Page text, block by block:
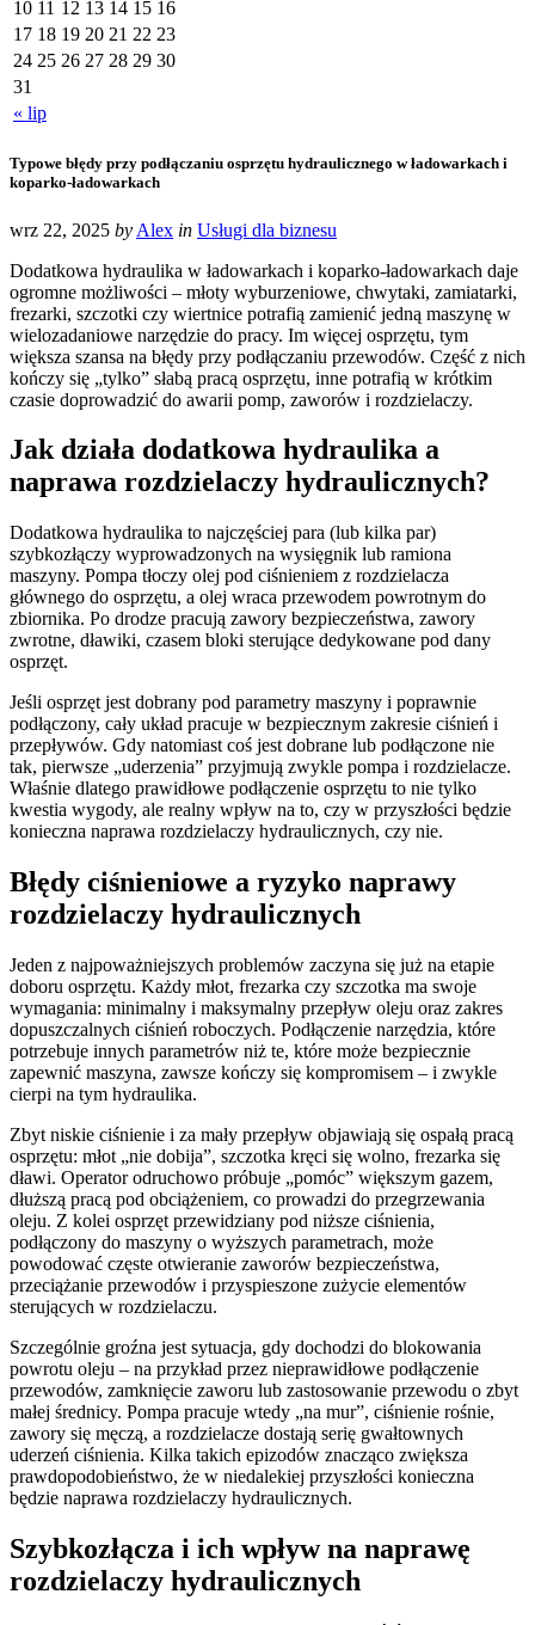
« lip
10 11 12 13 14 15 16
17 18 19 20 21 22 23
24 25 26 27 28 29 30
31
Typowe błędy przy podłączaniu osprzętu hydraulicznego w ładowarkach i
koparko-ładowarkach
wrz 22, 2025 by Alex in Usługi dla biznesu
Dodatkowa hydraulika w ładowarkach i koparko-ładowarkach daje
ogromne możliwości – młoty wyburzeniowe, chwytaki, zamiatarki,
frezarki, szczotki czy wiertnice potrafią zamienić jedną maszynę w
wielozadaniowe narzędzie do pracy. Im więcej osprzętu, tym
większa szansa na błędy przy podłączaniu przewodów. Część z nich
kończy się „tylko” słabą pracą osprzętu, inne potrafią w krótkim
czasie doprowadzić do awarii pomp, zaworów i rozdzielaczy.
Jak działa dodatkowa hydraulika a
naprawa rozdzielaczy hydraulicznych?
Dodatkowa hydraulika to najczęściej para (lub kilka par)
szybkozłączy wyprowadzonych na wysięgnik lub ramiona
maszyny. Pompa tłoczy olej pod ciśnieniem z rozdzielacza
głównego do osprzętu, a olej wraca przewodem powrotnym do
zbiornika. Po drodze pracują zawory bezpieczeństwa, zawory
zwrotne, dławiki, czasem bloki sterujące dedykowane pod dany
osprzęt.
Jeśli osprzęt jest dobrany pod parametry maszyny i poprawnie
podłączony, cały układ pracuje w bezpiecznym zakresie ciśnień i
przepływów. Gdy natomiast coś jest dobrane lub podłączone nie
tak, pierwsze „uderzenia” przyjmują zwykle pompa i rozdzielacze.
Właśnie dlatego prawidłowe podłączenie osprzętu to nie tylko
kwestia wygody, ale realny wpływ na to, czy w przyszłości będzie
konieczna naprawa rozdzielaczy hydraulicznych, czy nie.
Błędy ciśnieniowe a ryzyko naprawy
rozdzielaczy hydraulicznych
Jeden z najpoważniejszych problemów zaczyna się już na etapie
doboru osprzętu. Każdy młot, frezarka czy szczotka ma swoje
wymagania: minimalny i maksymalny przepływ oleju oraz zakres
dopuszczalnych ciśnień roboczych. Podłączenie narzędzia, które
potrzebuje innych parametrów niż te, które może bezpiecznie
zapewnić maszyna, zawsze kończy się kompromisem – i zwykle
cierpi na tym hydraulika.
Zbyt niskie ciśnienie i za mały przepływ objawiają się ospałą pracą
osprzętu: młot „nie dobija”, szczotka kręci się wolno, frezarka się
dławi. Operator odruchowo próbuje „pomóc” większym gazem,
dłuższą pracą pod obciążeniem, co prowadzi do przegrzewania
oleju. Z kolei osprzęt przewidziany pod niższe ciśnienia,
podłączony do maszyny o wyższych parametrach, może
powodować częste otwieranie zaworów bezpieczeństwa,
przeciążanie przewodów i przyspieszone zużycie elementów
sterujących w rozdzielaczu.
Szczególnie groźna jest sytuacja, gdy dochodzi do blokowania
powrotu oleju – na przykład przez nieprawidłowe podłączenie
przewodów, zamknięcie zaworu lub zastosowanie przewodu o zbyt
małej średnicy. Pompa pracuje wtedy „na mur”, ciśnienie rośnie,
zawory się męczą, a rozdzielacze dostają serię gwałtownych
uderzeń ciśnienia. Kilka takich epizodów znacząco zwiększa
prawdopodobieństwo, że w niedalekiej przyszłości konieczna
będzie naprawa rozdzielaczy hydraulicznych.
Szybkozłącza i ich wpływ na naprawę
rozdzielaczy hydraulicznych